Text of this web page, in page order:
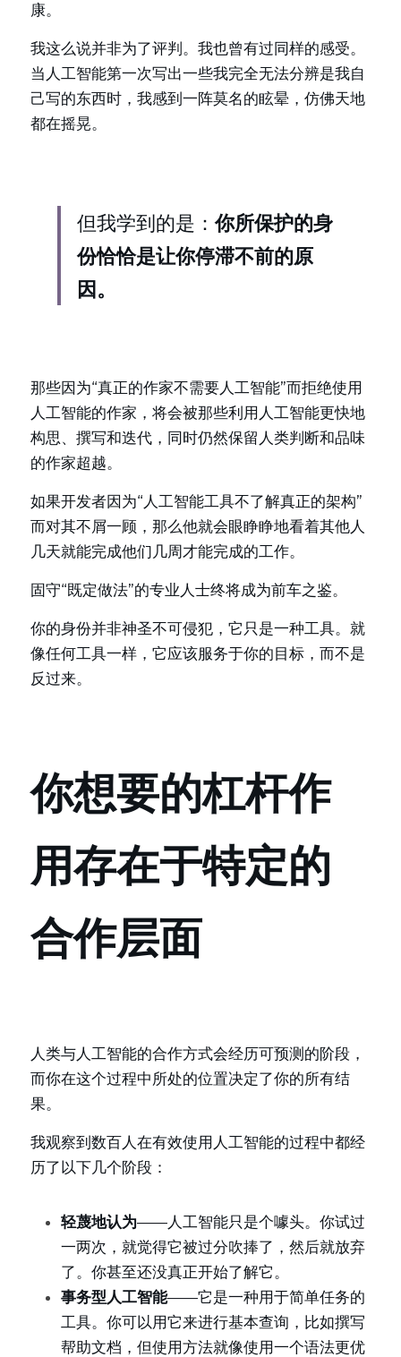
康。
我这么说并非为了评判。我也曾有过同样的感受。
当人工智能第一次写出一些我完全无法分辨是我自
己写的东西时，我感到一阵莫名的眩晕，仿佛天地
都在摇晃。
但我学到的是：你所保护的身
份恰恰是让你停滞不前的原
因。
那些因为“真正的作家不需要人工智能”而拒绝使用
人工智能的作家，将会被那些利用人工智能更快地
构思、撰写和迭代，同时仍然保留人类判断和品味
的作家超越。
如果开发者因为“人工智能工具不了解真正的架构”
而对其不屑一顾，那么他就会眼睁睁地看着其他人
几天就能完成他们几周才能完成的工作。
固守“既定做法”的专业人士终将成为前车之鉴。
你的身份并非神圣不可侵犯，它只是一种工具。就
像任何工具一样，它应该服务于你的目标，而不是
反过来。
你想要的杠杆作
用存在于特定的
合作层面
人类与人工智能的合作方式会经历可预测的阶段，
而你在这个过程中所处的位置决定了你的所有结
果。
我观察到数百人在有效使用人工智能的过程中都经
历了以下几个阶段：
轻蔑地认为——人工智能只是个噱头。你试过
一两次，就觉得它被过分吹捧了，然后就放弃
了。你甚至还没真正开始了解它。
事务型人工智能——它是一种用于简单任务的
工具。你可以用它来进行基本查询，比如撰写
帮助文档，但使用方法就像使用一个语法更优